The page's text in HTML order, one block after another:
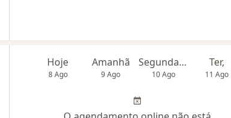
Hoje
8 Ago
Amanhã
9 Ago
Segunda-feira
10 Ago
Ter,
11 Ago